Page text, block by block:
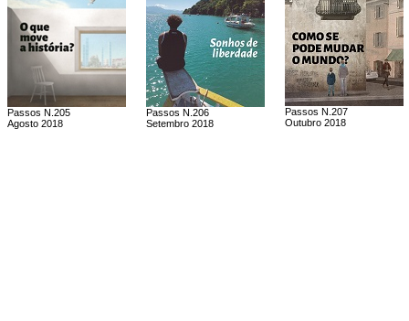
Passos N.205
Agosto 2018
Passos N.206
Setembro 2018
Passos N.207
Outubro 2018